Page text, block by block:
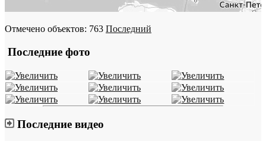
Отмечено объектов: 763 Последний
Последние фото
Последние видео